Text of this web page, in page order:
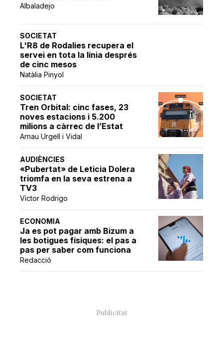
Albaladejo
SOCIETAT
L'R8 de Rodalies recupera el
servei en tota la línia després
de cinc mesos
Natàlia Pinyol
SOCIETAT
Tren Orbital: cinc fases, 23
noves estacions i 5.200
milions a càrrec de l’Estat
Arnau Urgell i Vidal
AUDIÈNCIES
«Pubertat» de Leticia Dolera
triomfa en la seva estrena a
TV3
Víctor Rodrigo
ECONOMIA
Ja es pot pagar amb Bizum a
les botigues físiques: el pas a
pas per saber com funciona
Redacció